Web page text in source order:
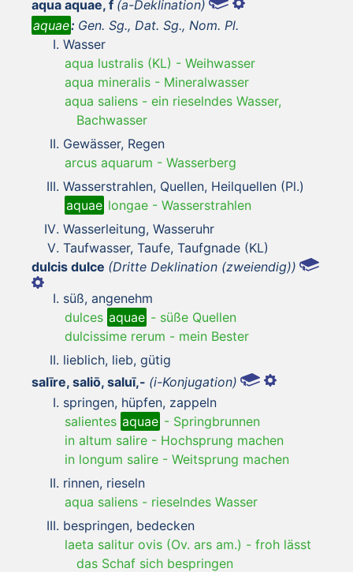
aqua aquae, f (a-Deklination)
aquae: Gen. Sg., Dat. Sg., Nom. Pl.
Wasser
aqua lustralis (KL) - Weihwasser
aqua mineralis - Mineralwasser
aqua saliens - ein rieselndes Wasser,
Bachwasser
Gewässer, Regen
arcus aquarum - Wasserberg
Wasserstrahlen, Quellen, Heilquellen (Pl.)
aquae longae - Wasserstrahlen
Wasserleitung, Wasseruhr
Taufwasser, Taufe, Taufgnade (KL)
dulcis dulce (Dritte Deklination (zweiendig))
süß, angenehm
dulces aquae - süße Quellen
dulcissime rerum - mein Bester
lieblich, lieb, gütig
salīre, saliō, saluī,- (i-Konjugation)
springen, hüpfen, zappeln
salientes aquae - Springbrunnen
in altum salire - Hochsprung machen
in longum salire - Weitsprung machen
rinnen, rieseln
aqua saliens - rieselndes Wasser
bespringen, bedecken
laeta salitur ovis (Ov. ars am.) - froh lässt
das Schaf sich bespringen